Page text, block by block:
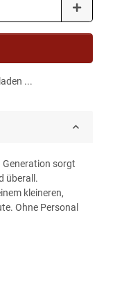
...
Generation sorgt
überall.
kleineren,
Ohne Personal